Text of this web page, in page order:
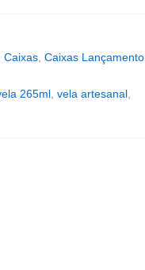
Caixas Caixas Lançamento
265ml vela artesanal